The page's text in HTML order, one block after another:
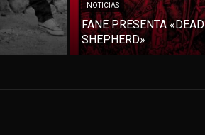
NOTICIAS
FANE PRESENTA «DEAD
SHEPHERD»